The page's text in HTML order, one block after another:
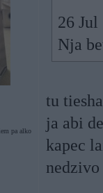
pa alko
26
Nja
tu
ja abi
kapec